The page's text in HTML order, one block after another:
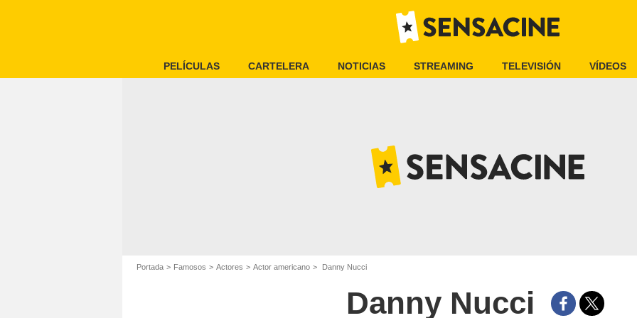
PELÍCULAS CARTELERA NOTICIAS STREAMING TELEVISIÓN VÍDEOS
Portada Famosos Actores Actor americano Danny Nucci
Danny Nucci